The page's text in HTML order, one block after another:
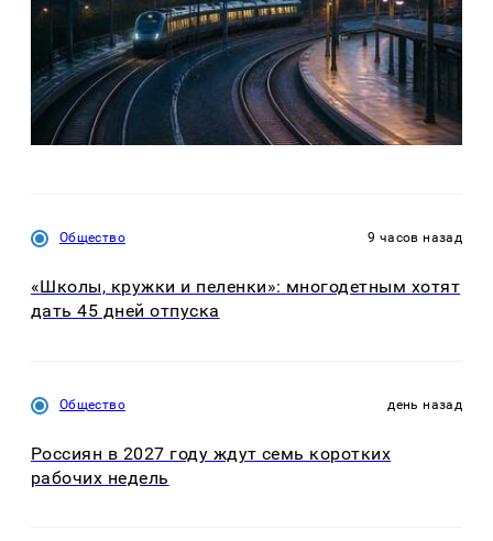
Общество 9 часов назад
«Школы, кружки и пеленки»: многодетным хотят
дать 45 дней отпуска
Общество день назад
Россиян в 2027 году ждут семь коротких
рабочих недель